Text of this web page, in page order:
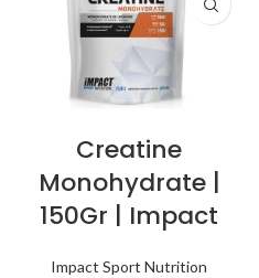
Creatine
Monohydrate |
150Gr | Impact
Impact Sport Nutrition